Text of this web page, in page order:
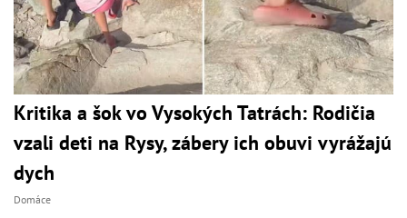
Kritika a šok vo Vysokých Tatrách: Rodičia
vzali deti na Rysy, zábery ich obuvi vyrážajú
dych
Domáce